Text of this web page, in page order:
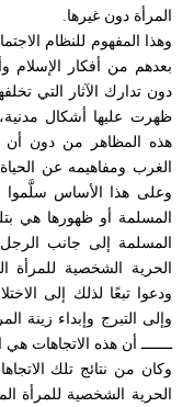
المرأة دون غيرها.
وهذا المفهوم للنظام
بعدهم من أفكار الإسلام
دون تدارك الآثار التي
ظهرت عليها أشكال
هذه المظاهر من دون أن
الغرب ومفاهيمه عن
وعلى هذا الأساس سلَّموا
المسلمة أو ظهورها هي
المسلمة إلى جانب
الحرية الشخصية للمرأة
ودعوا تبعًا لذلك إلى
وإلى التبرج وإبداء زينة
ـــــــ أن هذه الاتجاهات
وكان من نتائج تلك
الحرية الشخصية للمرأة